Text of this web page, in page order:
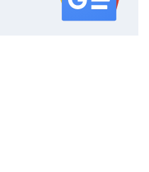
serwisu